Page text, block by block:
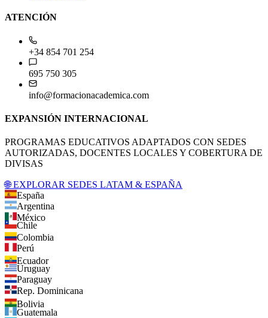
ATENCIÓN
+34 854 701 254
695 750 305
info@formacionacademica.com
EXPANSIÓN INTERNACIONAL
PROGRAMAS EDUCATIVOS ADAPTADOS CON SEDES
AUTORIZADAS, DOCENTES LOCALES Y COBERTURA DE
DIVISAS
🌐 EXPLORAR SEDES LATAM & ESPAÑA
España
Argentina
México
Chile
Colombia
Perú
Ecuador
Uruguay
Paraguay
Rep. Dominicana
Bolivia
Guatemala